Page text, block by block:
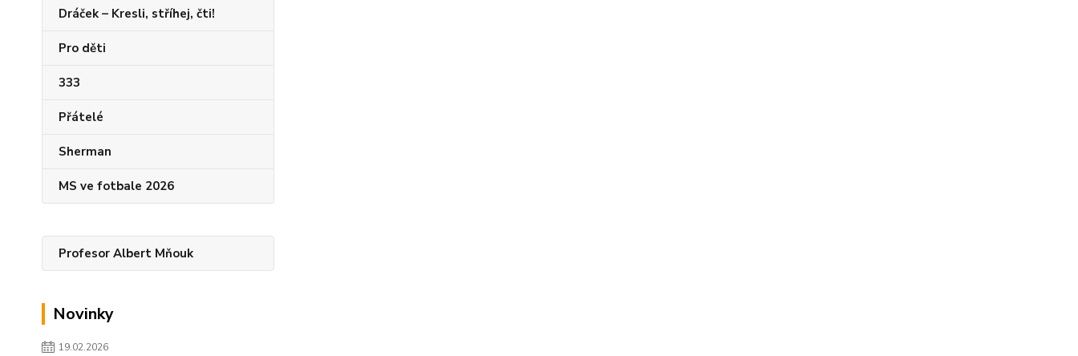
Dráček – Kresli, stříhej, čti!
Pro děti
333
Přátelé
Sherman
MS ve fotbale 2026
Profesor Albert Mňouk
Novinky
19.02.2026